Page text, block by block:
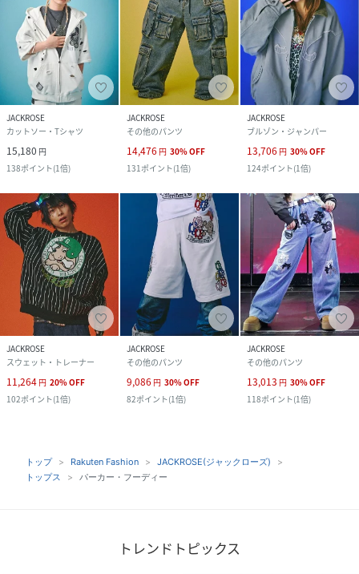
JACKROSE
カットソー・Tシャツ
15,180 円
138ポイント(1倍)
JACKROSE
その他のパンツ
14,476 円 30%OFF
131 ポイント(1倍)
JACKROSE
ブルゾン・ジャンパー
13,706 円 30%OFF
124ポイント(1倍)
JACKROSE
スウェット・トレーナー
11,264 円 20%OFF
102ポイント(1倍)
JACKROSE
その他のパンツ
9,086 円 30%OFF
82ポイント(1倍)
JACKROSE
その他のパンツ
13,013 円 30%OFF
118ポイント(1倍)
トップ Rakuten Fashion
JACKROSE(ジャックローズ)
トップス
パーカー・フーディー
トレンドトピックス